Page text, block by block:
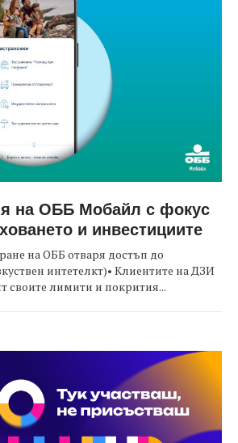
на ОББ Мобайл с фокус
и инвестициите
на ОББ отваря достъп до
интетелкт)• Клиентите на ДЗИ
своите лимити и покрития...